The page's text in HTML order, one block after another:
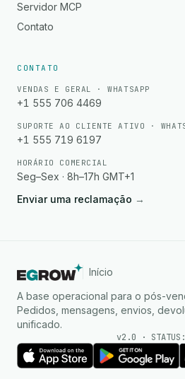
Servidor MCP
Contato
CONTATO
VENDAS E GERAL · WHATSAPP
+1 555 706 4469
SUPORTE AO CLIENTE ATIVO ·
+1 555 719 6197
HORÁRIO COMERCIAL
Seg–Sex · 8h–17h GMT+1
Enviar uma reclamação →
Início
A base operacional para o pós-
Pedidos, mensagens, envios,
unificado.
v2.0 · STATUS: